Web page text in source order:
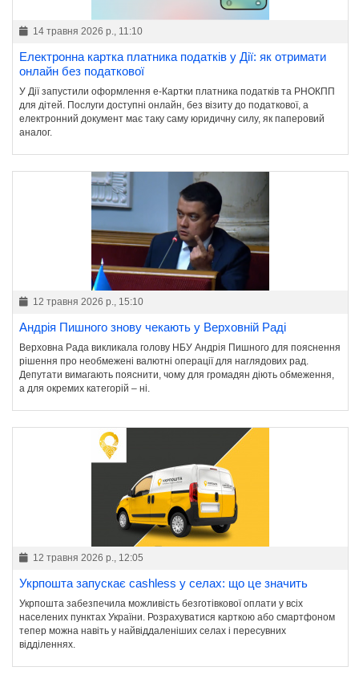
14 травня 2026 р., 11:10
Електронна картка платника податків у Дії: як отримати
онлайн без податкової
У Дії запустили оформлення е-Картки платника податків та РНОКПП
для дітей. Послуги доступні онлайн, без візиту до податкової, а
електронний документ має таку саму юридичну силу, як паперовий
аналог.
12 травня 2026 р., 15:10
Андрія Пишного знову чекають у Верховній Раді
Верховна Рада викликала голову НБУ Андрія Пишного для пояснення
рішення про необмежені валютні операції для наглядових рад.
Депутати вимагають пояснити, чому для громадян діють обмеження,
а для окремих категорій – ні.
12 травня 2026 р., 12:05
Укрпошта запускає cashless у селах: що це значить
Укрпошта забезпечила можливість безготівкової оплати у всіх
населених пунктах України. Розрахуватися карткою або смартфоном
тепер можна навіть у найвіддаленіших селах і пересувних
відділеннях.